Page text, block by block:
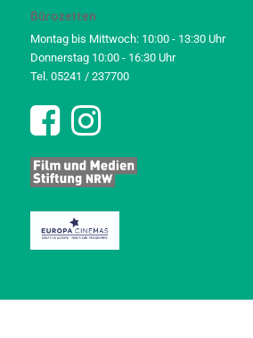
Bürozeiten
Montag bis Mittwoch: 10:00 - 13:30 Uhr
Donnerstag 10:00 - 16:30 Uhr
Tel. 05241 / 237700